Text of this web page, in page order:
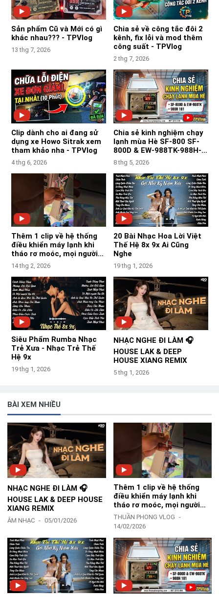
Sản phẩm Cũ và Mới có gì
khác nhau??? - TPVlog
13 thg 7, 2026
Chia sẻ về công tắc đôi 2
kênh, fix lỗi và mod thêm
công suất - TPVlog
2 thg 7, 2026
Clip dành cho ai đang sử
dụng xe Howo Sitrak xem
tham khảo nha - TPVlog
4 thg 6, 2026
Chia sẻ kinh nghiệm chạy
lạnh mùa Hè SF-800 SF-
800D & EW-988TK-988H-
181Y-183Z - TPVlog
8 thg 5, 2026
Thêm 1 clip về hệ thống
điều khiển máy lạnh khi
tháo rơ moóc, mọi người
tham khảo nha-TPVlog
14 thg 2, 2026
20 Bài Nhạc Hoa Lời Việt
Thế Hệ 8x 9x Ai Cũng
Nghe
19 thg 1, 2026
Siêu Phẩm Rumba Nhạc
Trẻ Xưa - Nhạc Trẻ Thế
Hệ 9x
19 thg 1, 2026
NHẠC NGHE ĐI LÀM 🎧
HOUSE LAK & DEEP
HOUSE XIANG REMIX
5 thg 1, 2026
BÀI XEM NHIỀU
NHẠC NGHE ĐI LÀM 🎧
HOUSE LAK & DEEP HOUSE
XIANG REMIX
ÂM NHẠC 05/01/2026
Thêm 1 clip về hệ thống
điều khiển máy lạnh khi
tháo rơ moóc, mọi người
tham khảo nha-TPVlog
THUẦN PHONG VLOG
14/02/2026